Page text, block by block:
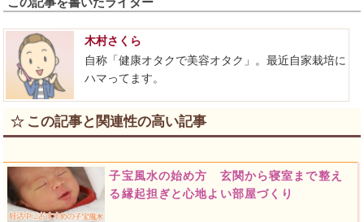
木村さくら
自称「健康オタクで美容オタク」。最近自家栽培に
ハマってます。
この記事と関連性の高い記事
子宝風水の始め方 玄関から寝室まで整え
る縁起担ぎと心地よい部屋づくり